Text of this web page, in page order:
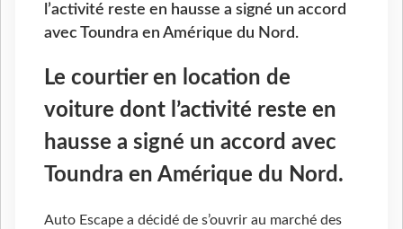
l’activité reste en hausse a signé un accord
avec Toundra en Amérique du Nord.
Le courtier en location de
voiture dont l’activité reste en
hausse a signé un accord avec
Toundra en Amérique du Nord.
Auto Escape a décidé de s’ouvrir au marché des